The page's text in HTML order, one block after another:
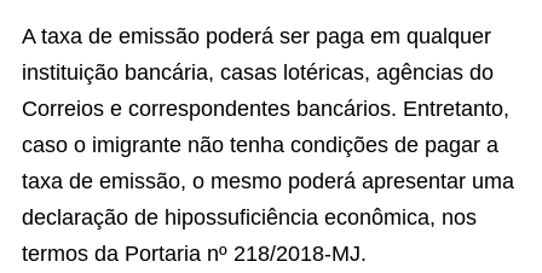
A taxa de emissão poderá ser paga em qualquer
instituição bancária, casas lotéricas, agências do
Correios e correspondentes bancários. Entretanto,
caso o imigrante não tenha condições de pagar a
taxa de emissão, o mesmo poderá apresentar uma
declaração de hipossuficiência econômica, nos
termos da Portaria nº 218/2018-MJ.